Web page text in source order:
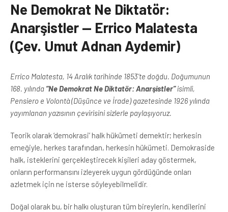
Ne Demokrat Ne Diktatör:
Anarşistler — Errico Malatesta
(Çev. Umut Adnan Aydemir)
Errico Malatesta, 14 Aralık tarihinde 1853’te doğdu. Doğumunun
168. yılında“Ne Demokrat Ne Diktatör: Anarşistler”isimli,
Pensiero e Volontà (Düşünce ve İrade) gazetesinde 1926 yılında
yayımlanan yazısının çevirisini sizlerle paylaşıyoruz.
Teorik olarak ‘demokrasi’ halk hükümeti demektir; herkesin
emeğiyle, herkes tarafından, herkesin hükümeti. Demokraside
halk, isteklerini gerçekleştirecek kişileri aday göstermek,
onların performansını izleyerek uygun gördüğünde onları
azletmek için ne isterse söyleyebilmelidir.
Doğal olarak bu, bir halkı oluşturan tüm bireylerin, kendilerini